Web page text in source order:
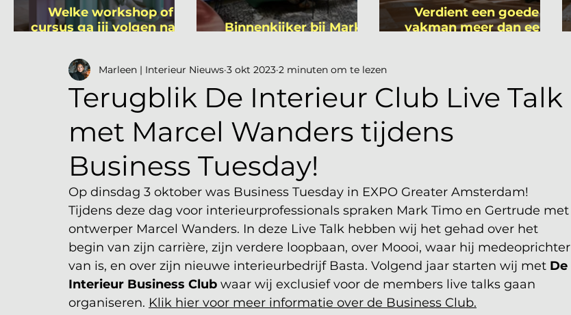
Welke workshop of
cursus ga jij volgen na je
Binnenkijker bij Mark
Verdient een goede
vakman meer dan een
Terugblik De Interieur Club Live Talk
met Marcel Wanders tijdens
Business Tuesday!
Marleen | Interieur Nieuws 3 okt 2023 2 minuten om te lezen
Op dinsdag 3 oktober was Business Tuesday in EXPO Greater Amsterdam!
Tijdens deze dag voor interieurprofessionals spraken Mark Timo en Gertrude met
ontwerper Marcel Wanders. In deze Live Talk hebben wij het gehad over het
begin van zijn carrière, zijn verdere loopbaan, over Moooi, waar hij medeoprichter
van is, en over zijn nieuwe interieurbedrijf Basta. Volgend jaar starten wij met De
Interieur Business Club waar wij exclusief voor de members live talks gaan
organiseren. Klik hier voor meer informatie over de Business Club.